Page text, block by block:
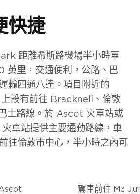
快捷
距離希斯路機場半小時車
英里，交通便利，公路、巴
輸四通八達。項目附近的
設有前往 Bracknell、倫敦
士路線。於 Ascot 火車站或
車站提供主要通勤路線，車
往倫敦市中心，半小時之內可
駕車前住 M3